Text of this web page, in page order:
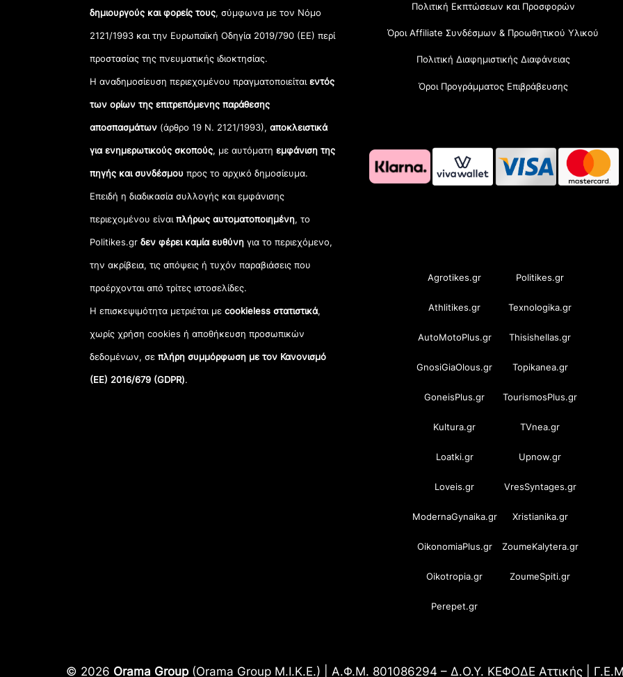
δημιουργούς και φορείς τους, σύμφωνα με τον Νόμο
2121/1993 και την Ευρωπαϊκή Οδηγία 2019/790 (ΕΕ) περί
προστασίας της πνευματικής ιδιοκτησίας.
Η αναδημοσίευση περιεχομένου πραγματοποιείταιεντός
των ορίων της επιτρεπόμενης παράθεσης
αποσπασμάτων (άρθρο 19 Ν. 2121/1993), αποκλειστικά
για ενημερωτικούς σκοπούς, με αυτόματηεμφάνιση της
πηγής και συνδέσμου προς το αρχικό δημοσίευμα.
Επειδή η διαδικασία συλλογής και εμφάνισης
περιεχομένου είναιπλήρως αυτοματοποιημένη, το
Politikes.grδεν φέρει καμία ευθύνη για το περιεχόμενο,
την ακρίβεια, τις απόψεις ή τυχόν παραβιάσεις που
προέρχονται από τρίτες ιστοσελίδες.
Η επισκεψιμότητα μετριέται μεcookieless στατιστικά,
χωρίς χρήση cookies ή αποθήκευση προσωπικών
δεδομένων, σεπλήρη συμμόρφωση με τον Κανονισμό
(ΕΕ) 2016/679 (GDPR).
Πολιτική Εκπτώσεων και Προσφορών
Όροι Affiliate Συνδέσμων & Προωθητικού Υλικού
Πολιτική Διαφημιστικής Διαφάνειας
Όροι Προγράμματος Επιβράβευσης
Agrotikes.gr Politikes.gr
Athlitikes.gr Texnologika.gr
AutoMotoPlus.gr Thisishellas.gr
GnosiGiaOlous.gr Topikanea.gr
GoneisPlus.gr TourismosPlus.gr
Kultura.gr TVnea.gr
Loatki.gr Upnow.gr
Loveis.gr VresSyntages.gr
ModernaGynaika.gr Xristianika.gr
OikonomiaPlus.gr ZoumeKalytera.gr
Oikotropia.gr ZoumeSpiti.gr
Perepet.gr
© 2026 Orama Group(Orama Group Μ.Ι.Κ.Ε.) | Α.Φ.Μ. 801086294 – Δ.Ο.Υ. ΚΕΦΟΔΕ Αττικής |